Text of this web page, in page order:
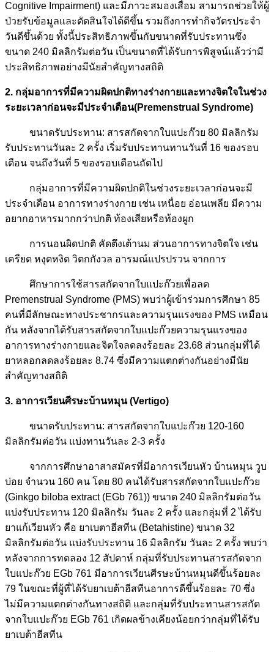
Cognitive Impairment) และมีภาวะสมองเสื่อม สามารถช่วยให้ผู้
ป่วยรับข้อมูลและตัดสินใจได้ดีขึ้น รวมถึงการทำกิจวัตรประจำ
วันดีขึ้นด้วย ทั้งนี้ประสิทธิภาพขึ้นกับขนาดที่รับประทานซึ่ง
ขนาด 240 มิลลิกรัมต่อวัน เป็นขนาดที่ได้รับการพิสูจน์แล้วว่ามี
ประสิทธิภาพอย่างมีนัยสำคัญทางสถิติ
2. กลุ่มอาการที่มีความผิดปกติทางร่างกายและทางจิตใจในช่วง
ระยะเวลาก่อนจะมีประจำเดือน(Premenstrual Syndrome)
ขนาดรับประทาน: สารสกัดจากใบแปะก๊วย 80 มิลลิกรัม
รับประทานวันละ 2 ครั้ง เริ่มรับประทานทานวันที่ 16 ของรอบ
เดือน จนถึงวันที่ 5 ของรอบเดือนถัดไป
กลุ่มอาการที่มีความผิดปกติในช่วงระยะเวลาก่อนจะมี
ประจำเดือน อาการทางร่างกาย เช่น เหนื่อย อ่อนเพลีย มีความ
อยากอาหารมากกว่าปกติ ท้องเสียหรือท้องผูก
การนอนผิดปกติ คัดตึงเต้านม ส่วนอาการทางจิตใจ เช่น
เครียด หงุดหงิด วิตกกังวล อารมณ์แปรปรวน จากการ
ศึกษาการใช้สารสกัดจากใบแปะก๊วยเพื่อลด
Premenstrual Syndrome (PMS) พบว่าผู้เข้าร่วมการศึกษา 85
คนที่มีลักษณะทางประชากรและความรุนแรงของ PMS เหมือน
กัน หลังจากได้รับสารสกัดจากใบแปะก๊วยความรุนแรงของ
อาการทางร่างกายและจิตใจลดลงร้อยละ 23.68 ส่วนกลุ่มที่ได้
ยาหลอกลดลงร้อยละ 8.74 ซึ่งมีความแตกต่างกันอย่างมีนัย
สำคัญทางสถิติ
3. อาการเวียนศีรษะบ้านหมุน (Vertigo)
ขนาดรับประทาน: สารสกัดจากใบแปะก๊วย 120-160
มิลลิกรัมต่อวัน แบ่งทานวันละ 2-3 ครั้ง
จากการศึกษาอาสาสมัครที่มีอาการเวียนหัว บ้านหมุน วูบ
บ่อย จำนวน 160 คน โดย 80 คนได้รับสารสกัดจากใบแปะก๊วย
(Ginkgo biloba extract (EGb 761)) ขนาด 240 มิลลิกรัมต่อวัน
แบ่งรับประทาน 120 มิลลิกรัม วันละ 2 ครั้ง และกลุ่มที่ 2 ได้รับ
ยาแก้เวียนหัว คือ ยาเบตาฮีสทีน (Betahistine) ขนาด 32
มิลลิกรัมต่อวัน แบ่งรับประทาน 16 มิลลิกรัม วันละ 2 ครั้ง พบว่า
หลังจากการทดลอง 12 สัปดาห์ กลุ่มที่รับประทานสารสกัดจาก
ใบแปะก๊วย EGb 761 มีอาการเวียนศีรษะบ้านหมุนดีขึ้นร้อยละ
79 ในขณะที่ผู้ที่ได้รับยาเบต้าฮีสทีนอาการดีขึ้นร้อยละ 70 ซึ่ง
ไม่มีความแตกต่างกันทางสถิติ และกลุ่มที่รับประทานสารสกัด
จากใบแปะก๊วย EGb 761 เกิดผลข้างเคียงน้อยกว่ากลุ่มที่ได้รับ
ยาเบต้าฮีสทีน